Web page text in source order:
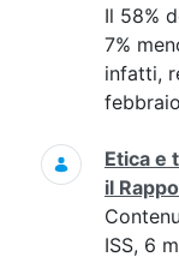
Il 58%
7%
infatti,
Etica e
il
ISS, 6